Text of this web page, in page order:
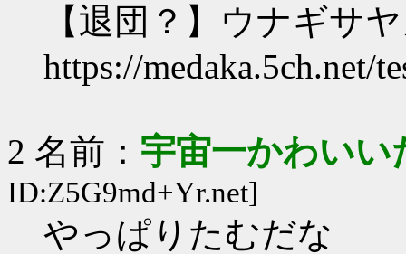
【退団？】ウナギサ
https://medaka.5ch.net/
2 名前： 宇宙一かわい
ID:Z5G9md+Yr.net]
やっぱりたむだな